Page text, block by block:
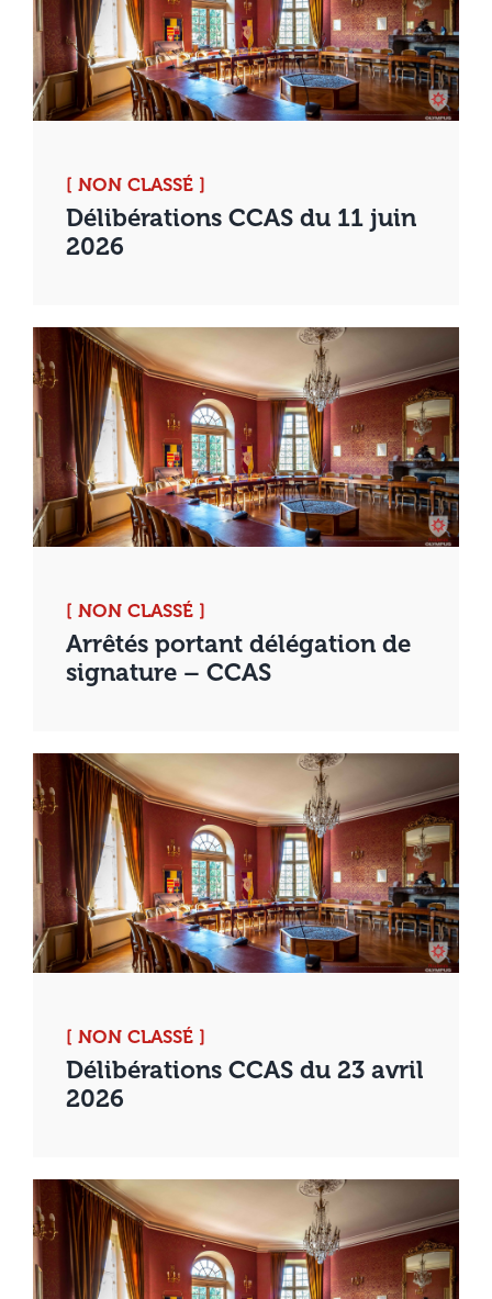
[ NON CLASSÉ ]
Délibérations CCAS du 11 juin
2026
[ NON CLASSÉ ]
Arrêtés portant délégation de
signature – CCAS
[ NON CLASSÉ ]
Délibérations CCAS du 23 avril
2026